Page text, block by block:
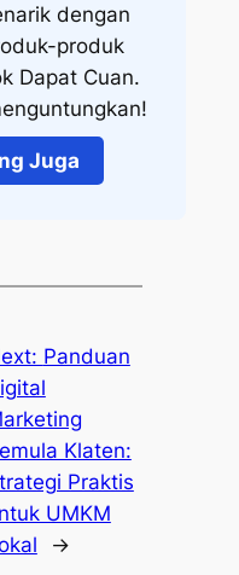
dengan
produk
Dapat Cuan.
Juga
Panduan
Klaten:
Praktis
UMKM
→